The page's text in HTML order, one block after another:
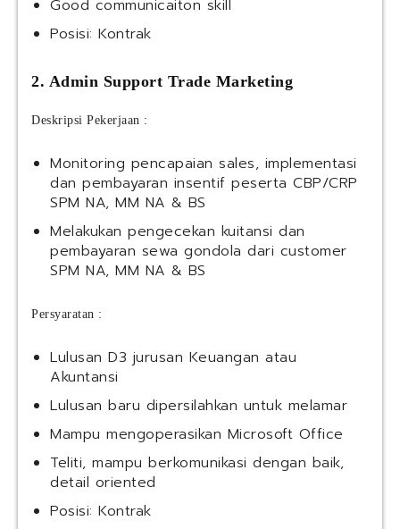
Good communicaiton skill
Posisi: Kontrak
2. Admin Support Trade Marketing
Deskripsi Pekerjaan :
Monitoring pencapaian sales, implementasi
dan pembayaran insentif peserta CBP/CRP
SPM NA, MM NA & BS
Melakukan pengecekan kuitansi dan
pembayaran sewa gondola dari customer
SPM NA, MM NA & BS
Persyaratan :
Lulusan D3 jurusan Keuangan atau
Akuntansi
Lulusan baru dipersilahkan untuk melamar
Mampu mengoperasikan Microsoft Office
Teliti, mampu berkomunikasi dengan baik,
detail oriented
Posisi: Kontrak